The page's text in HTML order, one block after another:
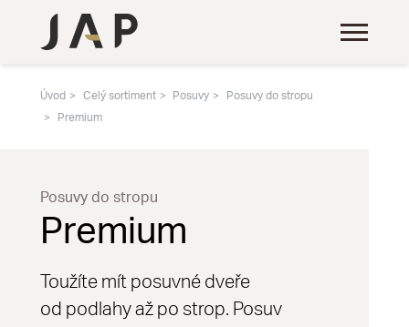
Úvod Celý sortiment Posuvy
Posuvy do stropu
Premium
Posuvy do stropu
Premium
Toužíte mít posuvné dveře
od podlahy až po strop. Posuv